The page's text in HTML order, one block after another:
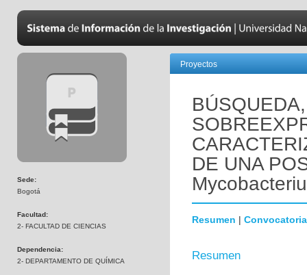
Sede:
Bogotá
Facultad:
2- FACULTAD DE CIENCIAS
Dependencia:
2- DEPARTAMENTO DE QUÍMICA
Proyectos
DE UNA
Resumen | Convocatoria
Resumen